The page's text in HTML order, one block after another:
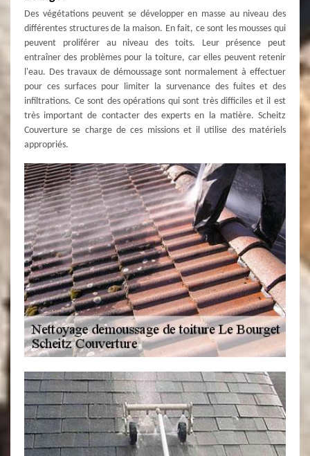
Des végétations peuvent se développer en masse au niveau des
différentes structures de la maison. En fait, ce sont les mousses qui
peuvent proliférer au niveau des toits. Leur présence peut
entraîner des problèmes pour la toiture, car elles peuvent retenir
l'eau. Des travaux de démoussage sont normalement à effectuer
pour ces surfaces pour limiter la survenance des fuites et des
infiltrations. Ce sont des opérations qui sont très difficiles et il est
très important de contacter des experts en la matière. Scheitz
Couverture se charge de ces missions et il utilise des matériels
appropriés.